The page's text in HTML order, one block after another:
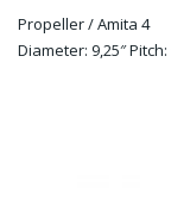
Propeller / Amita 4
Diameter: 9,25″